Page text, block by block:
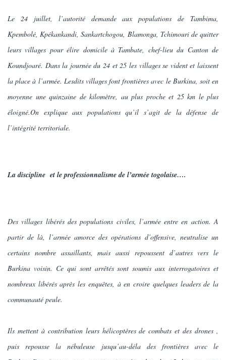
Le 24 juillet, l’autorité demande aux populations de Tambima,
Kpembolé, Kpékankandi, Sankartchogou, Blamonga, Tchimouri de quitter
leurs villages pour élire domicile à Tambate, chef-lieu du Canton de
Koundjoaré. Dans la journée du 24 et 25 les villages se vident et laissent
la place à l’armée. Lesdits villages font frontières avec le Burkina, soit en
moyenne une quinzaine de kilomètre, au plus proche et 25 km le plus
éloigné.On explique aux populations qu’il s’agit de la défense de
l’intégrité territoriale.
La discipline et le professionnalisme de l’armée togolaise….
Des villages libérés des populations civiles, l’armée entre en action. A
partir de là, l’armée amorce des opérations d’offensive, neutralise un
certains nombre assaillants, mais aussi repoussent d’autres vers le
Burkina voisin. Ce qui sont arrêtés sont soumis aux interrogatoires et
nombreux libérés après les enquêtes, à en croire quelques leaders de la
communauté peule.
Ils mettent à contribution leurs hélicoptères de combats et des drones ,
puis repousse la nébuleuse jusqu’au-déla des frontières avec le